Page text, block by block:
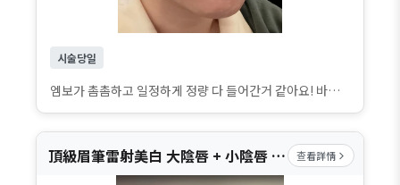
시술당일
엠보가 촘촘하고 일정하게 정량 다 들어간거 같아요! 바늘자국도 이만하면 만족합니다ㅠㅠ 콧볼축소수술 후 4개월차라 코밑부위도 피부 상태가 썩 좋진 않았는데 그것까지 캐치하셔서 놔주셨어요!! 지난번에 왔을때보다 꼼꼼하고 친절하게 해주셔서 감사합니다??? 뭣보다 수면 마취라 아프지 않은게 정말 만족스럽네용?? 앞으로도 제정신으론 도저히 못 맞을꺼 같아요ㅠㅋㅋ 직장이랑도 가까워서 한달에 한번은 반차 쓰고 꼬박꼬박 오려구요!!
頂級眉筆雷射美白 大陰唇 + 小陰唇 – 1次, 頂級眉筆雷射美白 大陰唇 + 小陰唇 – 5次 查看詳情